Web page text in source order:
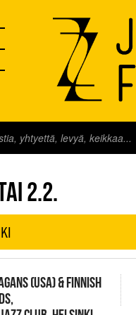
LIVE
2.2.
(USA) & FINNISH